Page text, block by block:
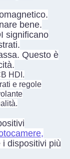
bene.
significano
Questo è
HDI.
e regole
i dispositivi più